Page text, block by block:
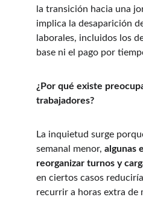
la transición hacia una
implica la desaparición
laborales, incluidos los
base ni el pago por
¿Por qué existe
trabajadores?
La inquietud surge
semanal menor, algunas
reorganizar turnos y
en ciertos casos
recurrir a horas extra de